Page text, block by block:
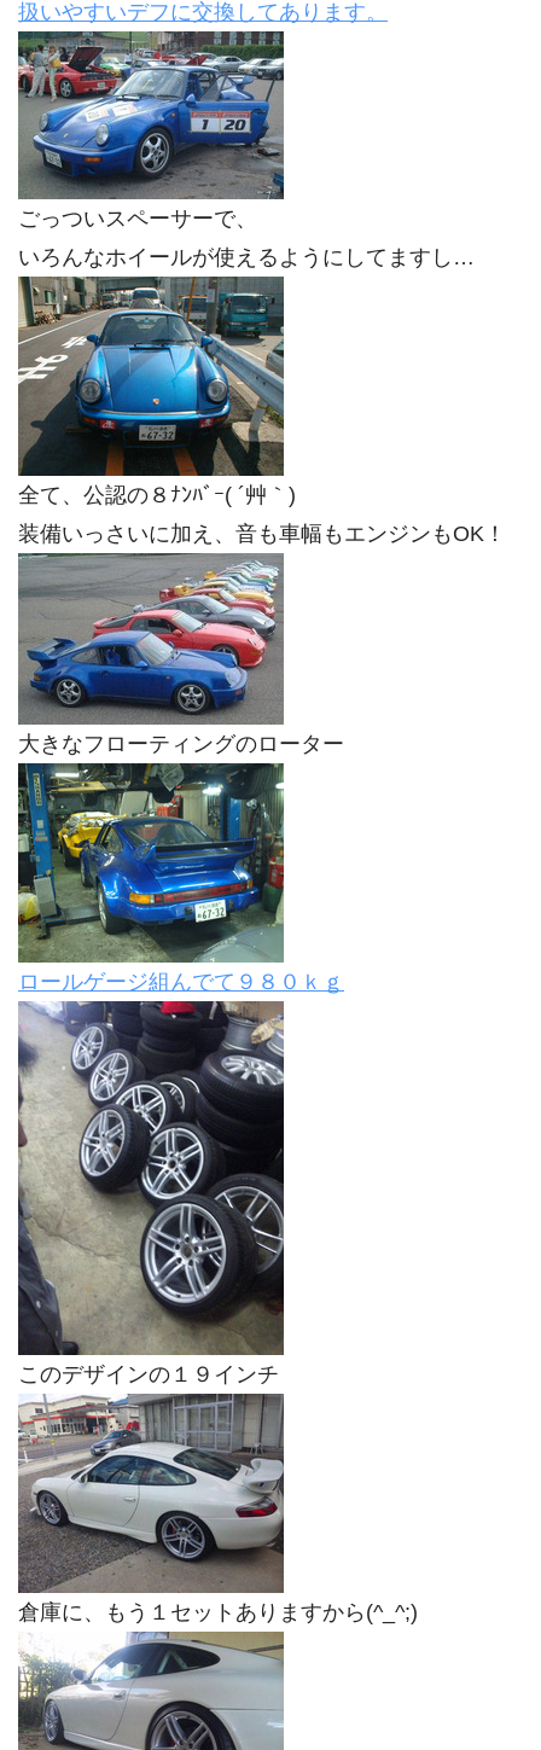
扱いやすいデフに交換してあります。
ごっついスペーサーで、
いろんなホイールが使えるようにしてますし…
全て、公認の８ﾅﾝﾊﾞｰ( ´艸｀)
装備いっさいに加え、音も車幅もエンジンもOK！
大きなフローティングのローター
ロールゲージ組んでて９８０ｋｇ
このデザインの１９インチ
倉庫に、もう１セットありますから(^_^;)